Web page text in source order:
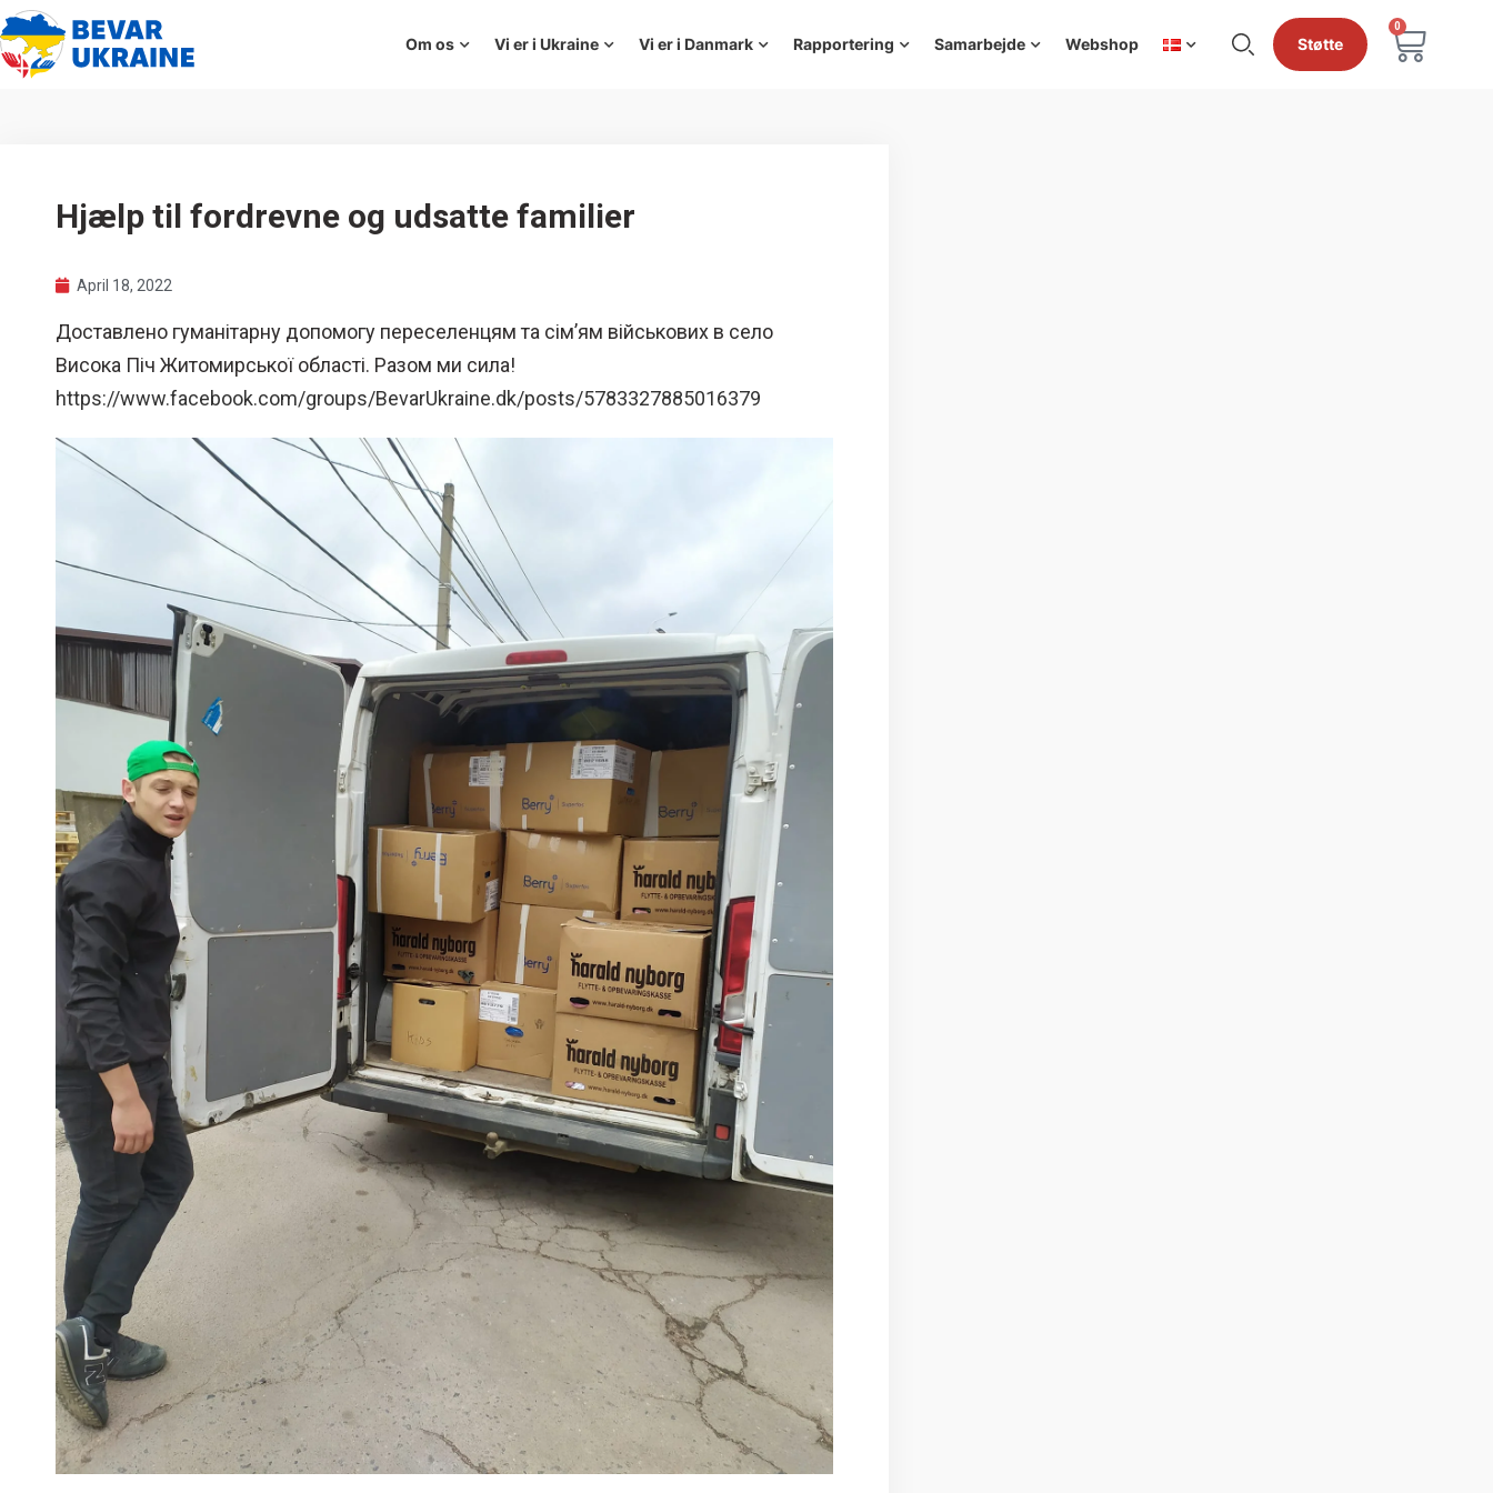
Om os Vi er i Ukraine Vi er i Danmark Rapportering Samarbejde Webshop Støtte
0
Hjælp til fordrevne og udsatte familier
April 18, 2022
Доставлено гуманітарну допомогу переселенцям та сім’ям військових в село
Висока Піч Житомирської області. Разом ми сила!
https://www.facebook.com/groups/BevarUkraine.dk/posts/5783327885016379